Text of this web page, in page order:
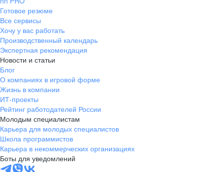
Владивосток
пер. Ланинский д. 4, офис 3.4
+7 423 202-33-28
pr@dv.hh.ru
Новосибирск
ул. Большевистская, д. 35,
помещение 21
+7 383 207-94-64
pr@nsk.hh.ru
Минск
пр-т Дзержинского, д. 57,
Готовое резюме
Все сервисы
Хочу у вас работать
Производственный календарь
Экспертная рекомендация
Новости и статьи
Блог
О компаниях в игровой форме
Жизнь в компании
ИТ-проекты
Рейтинг работодателей России
Молодым специалистам
Карьера для молодых специалистов
Школа программистов
Карьера в некоммерческих организациях
Боты для уведомлений